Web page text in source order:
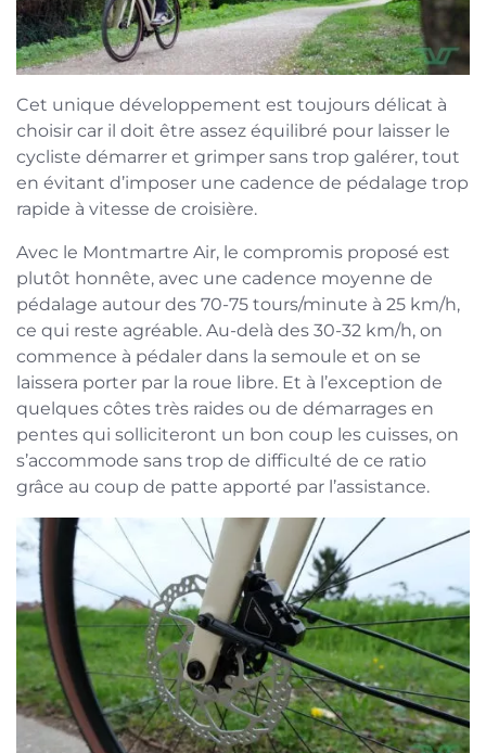
Cet unique développement est toujours délicat à
choisir car il doit être assez équilibré pour laisser le
cycliste démarrer et grimper sans trop galérer, tout
en évitant d’imposer une cadence de pédalage trop
rapide à vitesse de croisière.
Avec le Montmartre Air, le compromis proposé est
plutôt honnête, avec une cadence moyenne de
pédalage autour des 70-75 tours/minute à 25 km/h,
ce qui reste agréable. Au-delà des 30-32 km/h, on
commence à pédaler dans la semoule et on se
laissera porter par la roue libre. Et à l’exception de
quelques côtes très raides ou de démarrages en
pentes qui solliciteront un bon coup les cuisses, on
s’accommode sans trop de difficulté de ce ratio
grâce au coup de patte apporté par l’assistance.